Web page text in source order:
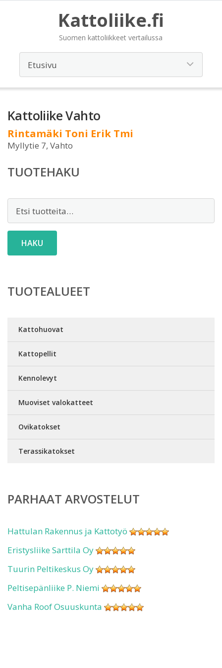
Kattoliike.fi
Suomen kattoliikkeet vertailussa
Kattoliike Vahto
Rintamäki Toni Erik Tmi
Myllytie 7, Vahto
TUOTEHAKU
HAKU
TUOTEALUEET
Kattohuovat
Kattopellit
Kennolevyt
Muoviset valokatteet
Ovikatokset
Terassikatokset
PARHAAT ARVOSTELUT
Hattulan Rakennus ja Kattotyö
Eristysliike Sarttila Oy
Tuurin Peltikeskus Oy
Peltisepänliike P. Niemi
Vanha Roof Osuuskunta